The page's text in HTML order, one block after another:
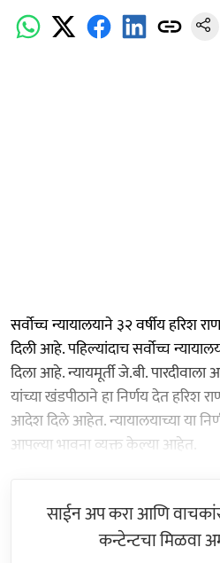
सर्वोच्च न्यायालयाने ३२ वर्षीय हरिश
दिली आहे. पहिल्यांदाच सर्वोच्च
दिला आहे. न्यायमूर्ती जे.बी. पारदीवाला
यांच्या खंडपीठाने हा निर्णय देत हरिश
आदेश दिले आहेत. न्यायालयाच्या या
आपल्या भावना व्यक्त केल्या आहेत.
साईन अप करा आणि
कन्टेन्टचा मिळवा